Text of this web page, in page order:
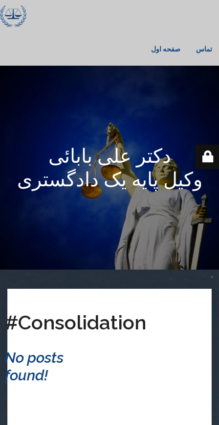
صفحه اول تماس
دکتر علی‌ بابائی
وکیل پایه یک دادگستری
#Consolidation
No posts
found!